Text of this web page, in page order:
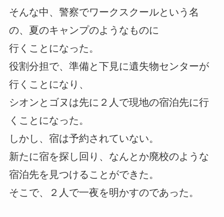
そんな中、警察でワークスクールという名
の、夏のキャンプのようなものに
行くことになった。
役割分担で、準備と下見に遺失物センターが
行くことになり、
シオンとゴヌは先に２人で現地の宿泊先に行
くことになった。
しかし、宿は予約されていない。
新たに宿を探し回り、なんとか廃校のような
宿泊先を見つけることができた。
そこで、２人で一夜を明かすのであった。